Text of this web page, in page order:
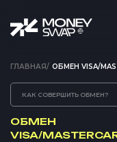
ГЛАВНАЯ/ ОБМЕН VISA/
КАК СОВЕРШИТЬ ОБМЕН?
ОБМЕН
VISA/